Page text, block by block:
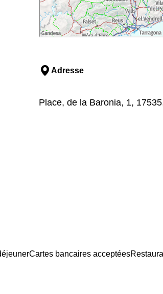
Adresse
Place, de la Baronia, 1,
Cartes bancaires acceptées